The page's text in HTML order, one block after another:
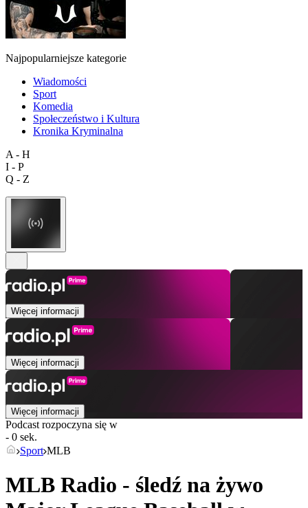
Najpopularniejsze kategorie
Wiadomości
Sport
Komedia
Społeczeństwo i Kultura
Kronika Kryminalna
A - H
I - P
Q - Z
Więcej informacji
Więcej informacji
Więcej informacji
Podcast rozpoczyna się w
- 0 sek.
Sport MLB
MLB Radio - śledź na żywo